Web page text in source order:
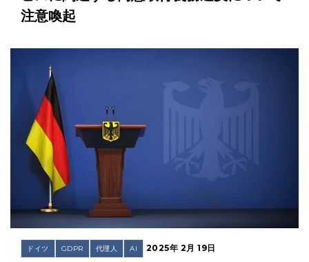
注意喚起
ドイツ GDPR 代理人 AI 2025年 2月 19日